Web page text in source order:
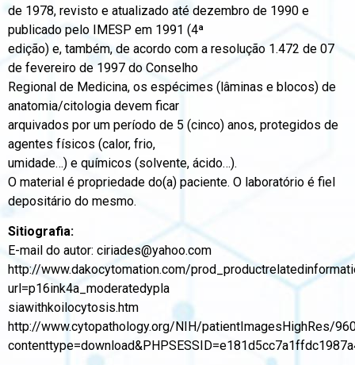
de 1978, revisto e atualizado até dezembro de 1990 e
publicado pelo IMESP em 1991 (4ª
edição) e, também, de acordo com a resolução 1.472 de 07
de fevereiro de 1997 do Conselho
Regional de Medicina, os espécimes (lâminas e blocos) de
anatomia/citologia devem ficar
arquivados por um período de 5 (cinco) anos, protegidos de
agentes físicos (calor, frio,
umidade…) e químicos (solvente, ácido…).
O material é propriedade do(a) paciente. O laboratório é fiel
depositário do mesmo.
Sitiografia:
E-mail do autor: ciriades@yahoo.com
http://www.dakocytomation.com/
url=p16ink4a_moderatedypla
siawithkoilocytosis.htm
http://www.cytopathology.org/NIH/patientImagesHighRes/